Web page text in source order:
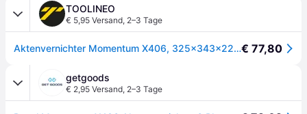
TOOLINEO
€ 5,95 Versand, 2–3 Tage
Aktenvernichter Momentum X406, 325x343x229mm, schwarz-silber, 15l,€ 77,80
getgoods
€ 2,95 Versand, 2–3 Tage